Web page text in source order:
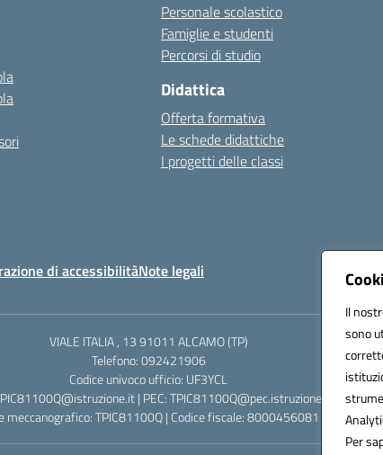
Il
sono
Per
Personale scolastico
Famiglie e studenti
Percorsi di studio
Didattica
Offerta formativa
Le schede didattiche
I progetti delle classi
di accessibilitàNote legali
VIALE ITALIA , 13 91011 ALCAMO (TP)
Telefono: 092421906
Codice univoco ufficio: UF3YCL
| PEC: TPIC81100Q@pec.istruzione.it
meccanografico: TPIC81100Q | Codice fiscale: 80004560811